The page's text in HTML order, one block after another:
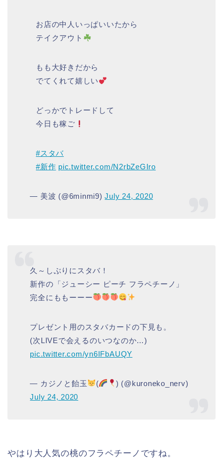
⠀お店の中人いっぱいいたから
⠀テイクアウト
⠀もも大好きだから
⠀でてくれて嬉しい
⠀どっかでトレードして
⠀今日も稼ご
⠀#スタバ
⠀#新作 pic.twitter.com/N2rbZeGIro
— 美波 (@6minmi9)July 24, 2020
久～しぶりにスタバ！
新作の「ジューシー ピーチ フラペチーノ」
完全にももーーー
プレゼント用のスタバカードの下見も。
(次LIVEで会えるのいつなのか…)
pic.twitter.com/yn6IFbAUQY
— カジノと飴玉 (
) (@kuroneko_nerv)
July 24, 2020
やはり大人気の桃のフラペチーノですね。